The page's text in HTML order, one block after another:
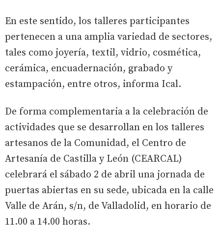
En este sentido, los talleres participantes
pertenecen a una amplia variedad de sectores,
tales como joyería, textil, vidrio, cosmética,
cerámica, encuadernación, grabado y
estampación, entre otros, informa Ical.
De forma complementaria a la celebración de
actividades que se desarrollan en los talleres
artesanos de la Comunidad, el Centro de
Artesanía de Castilla y León (CEARCAL)
celebrará el sábado 2 de abril una jornada de
puertas abiertas en su sede, ubicada en la calle
Valle de Arán, s/n, de Valladolid, en horario de
11.00 a 14.00 horas.